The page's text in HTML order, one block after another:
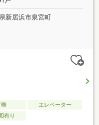
新居浜市泉宮町
権
エレベーター
有り